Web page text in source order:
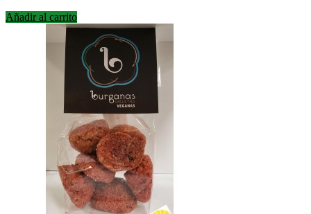
Añadir al carrito